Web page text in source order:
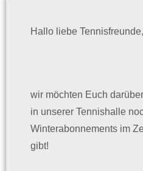
Hallo liebe Tennisfreunde,
wir möchten Euch
in unserer Tennishalle
Winterabonnements im
gibt!